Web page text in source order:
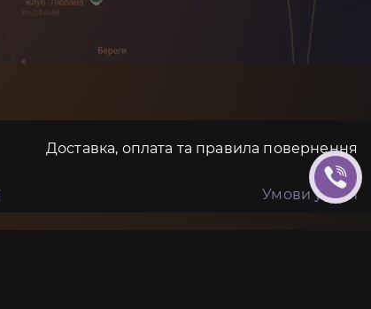
Доставка, оплата та правила повернення
Умови угоди